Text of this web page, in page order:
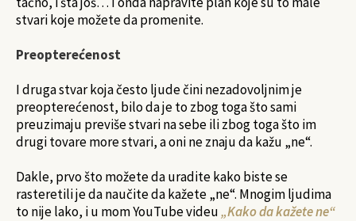
stvari koje možete da promenite.
Preopterećenost
I druga stvar koja često ljude čini nezadovoljnim je
preopterećenost, bilo da je to zbog toga što sami
preuzimaju previše stvari na sebe ili zbog toga što im
drugi tovare more stvari, a oni ne znaju da kažu „ne“.
Dakle, prvo što možete da uradite kako biste se
rasteretili je da naučite da kažete „ne“. Mnogim ljudima
to nije lako, i u mom YouTube videu„Kako da kažete ne“